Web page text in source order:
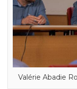
Valérie Abadie